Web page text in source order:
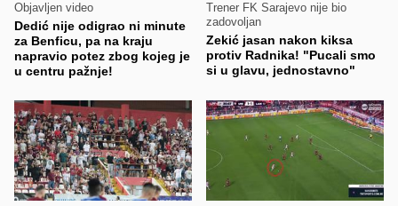
Objavljen video
Dedić nije odigrao ni minute
za Benficu, pa na kraju
napravio potez zbog kojeg je
u centru pažnje!
Trener FK Sarajevo nije bio
zadovoljan
Zekić jasan nakon kiksa
protiv Radnika! "Pucali smo
si u glavu, jednostavno"